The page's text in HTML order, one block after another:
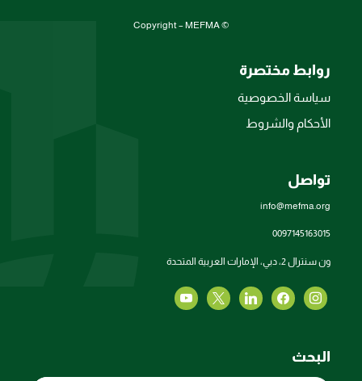
© Copyright – MEFMA
روابط مختصرة
سياسة الخصوصية
الأحكام والشروط
تواصل
info@mefma.org
0097145163015
ون سنترال 2، دبي، الإمارات العربية المتحدة
البحث